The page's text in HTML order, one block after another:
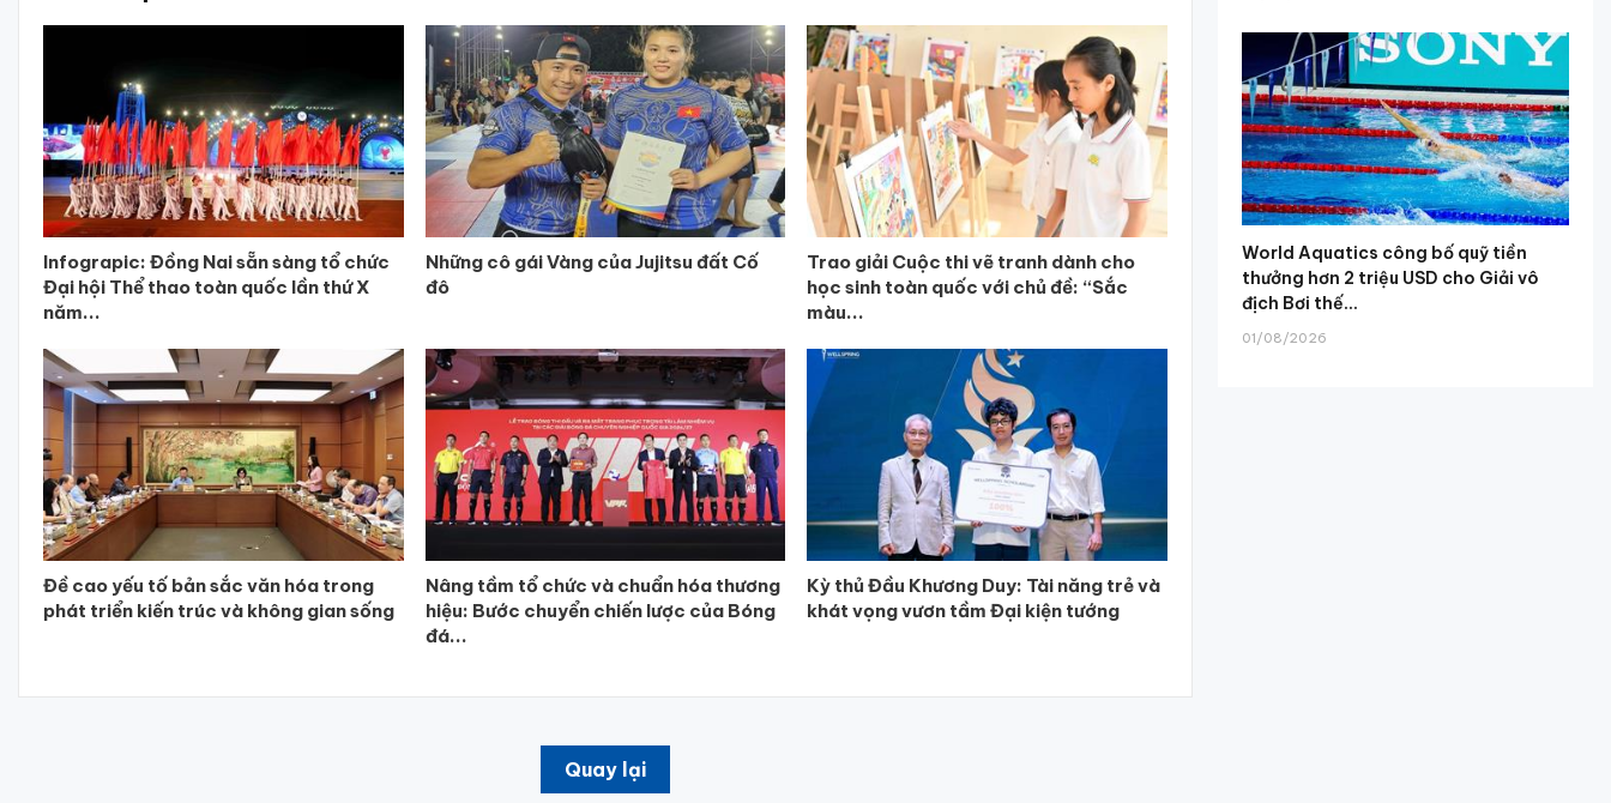
Infograpic: Đồng Nai sẵn sàng tổ chức
Đại hội Thể thao toàn quốc lần thứ X
năm...
Những cô gái Vàng của Jujitsu đất Cố
đô
Trao giải Cuộc thi vẽ tranh dành cho
học sinh toàn quốc với chủ đề: “Sắc
màu...
Đề cao yếu tố bản sắc văn hóa trong
phát triển kiến trúc và không gian sống
Nâng tầm tổ chức và chuẩn hóa thương
hiệu: Bước chuyển chiến lược của Bóng
đá...
Kỳ thủ Đầu Khương Duy: Tài năng trẻ và
khát vọng vươn tầm Đại kiện tướng
Quay lại
World Aquatics công bố quỹ tiền
thưởng hơn 2 triệu USD cho Giải vô
địch Bơi thế...
01/08/2026